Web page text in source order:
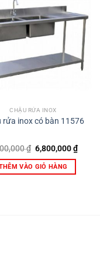
CHẬU RỬA INOX
rửa inox có bàn 11576
₫ Giá
gốc
là:
8,300,000 ₫.
6,800,000₫Giá
hiện
VÀO GIỎ HÀNG